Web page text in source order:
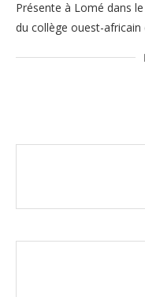
Présente à Lomé dans
du collège ouest-africain